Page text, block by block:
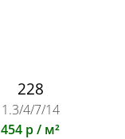
228
1.3/4/7/14
454 р / м²